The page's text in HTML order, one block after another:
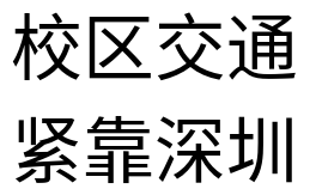
区交通
靠深圳